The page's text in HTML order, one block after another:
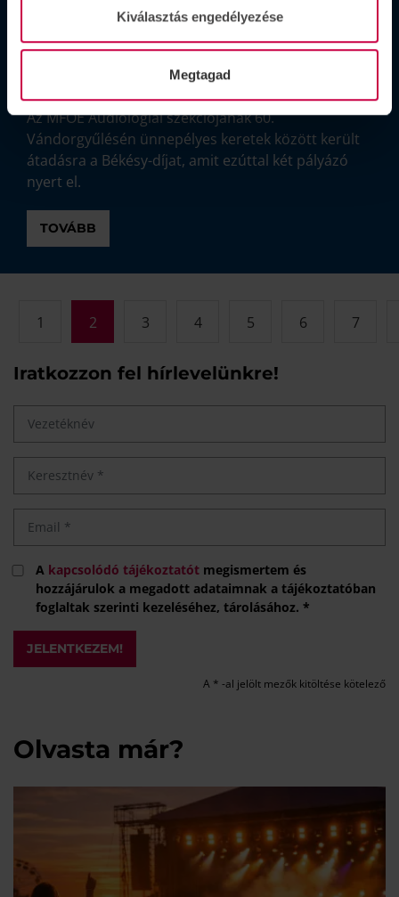
Kiválasztás engedélyezése
Megtagad
Két nyertese lett a 60.
Békésy pályázatnak
Az MFOE Audiológiai szekciójának 60.
Vándorgyűlésén ünnepélyes keretek között került
átadásra a Békésy-díjat, amit ezúttal két pályázó
nyert el.
TOVÁBB
1 2 3 4 5 6 7
Iratkozzon fel hírlevelünkre!
A kapcsolódó tájékoztatót megismertem és
hozzájárulok a megadott adataimnak a tájékoztatóban
foglaltak szerinti kezeléséhez, tárolásához. *
JELENTKEZEM!
A * -al jelölt mezők kitöltése kötelező
Olvasta már?